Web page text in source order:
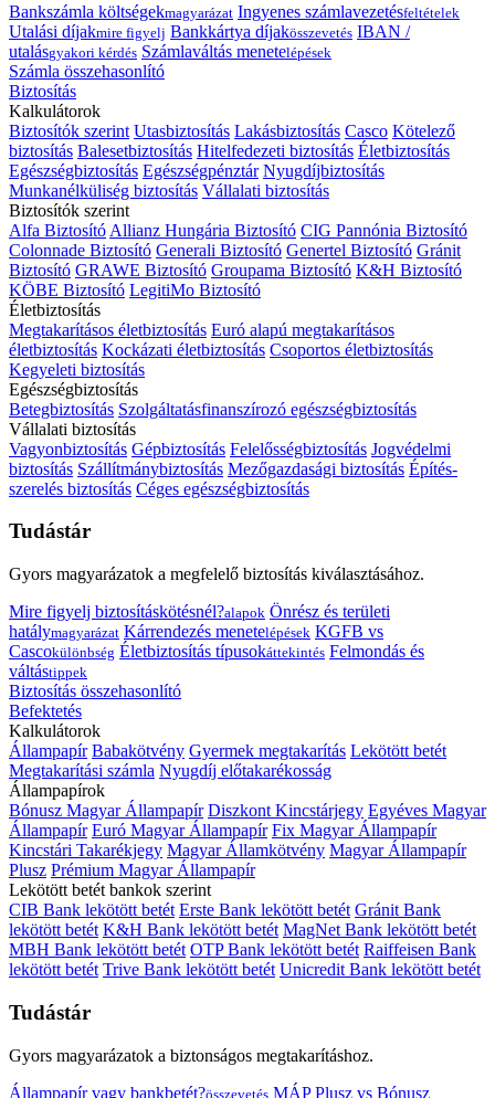
Bankszámla költségekmagyarázat Ingyenes számlavezetésfeltételek
Utalási díjakmire figyelj Bankkártya díjakösszevetés IBAN /
utalásgyakori kérdés Számlaváltás menetelépések
Számla összehasonlító
Biztosítás
Kalkulátorok
Biztosítók szerint Utasbiztosítás Lakásbiztosítás Casco Kötelező
biztosítás Balesetbiztosítás Hitelfedezeti biztosítás Életbiztosítás
Egészségbiztosítás Egészségpénztár Nyugdíjbiztosítás
Munkanélküliség biztosítás Vállalati biztosítás
Biztosítók szerint
Alfa Biztosító Allianz Hungária Biztosító CIG Pannónia Biztosító
Colonnade Biztosító Generali Biztosító Genertel Biztosító Gránit
Biztosító GRAWE Biztosító Groupama Biztosító K&H Biztosító
KÖBE Biztosító LegitiMo Biztosító
Életbiztosítás
Megtakarításos életbiztosítás Euró alapú megtakarításos
életbiztosítás Kockázati életbiztosítás Csoportos életbiztosítás
Kegyeleti biztosítás
Egészségbiztosítás
Betegbiztosítás Szolgáltatásfinanszírozó egészségbiztosítás
Vállalati biztosítás
Vagyonbiztosítás Gépbiztosítás Felelősségbiztosítás Jogvédelmi
biztosítás Szállítmánybiztosítás Mezőgazdasági biztosítás Építés-
szerelés biztosítás Céges egészségbiztosítás
Tudástár
Gyors magyarázatok a megfelelő biztosítás kiválasztásához.
Mire figyelj biztosításkötésnél?alapok Önrész és területi
hatálymagyarázat Kárrendezés menetelépések KGFB vs
Cascokülönbség Életbiztosítás típusokáttekintés Felmondás és
váltástippek
Biztosítás összehasonlító
Befektetés
Kalkulátorok
Állampapír Babakötvény Gyermek megtakarítás Lekötött betét
Megtakarítási számla Nyugdíj előtakarékosság
Állampapírok
Bónusz Magyar Állampapír Diszkont Kincstárjegy Egyéves Magyar
Állampapír Euró Magyar Állampapír Fix Magyar Állampapír
Kincstári Takarékjegy Magyar Államkötvény Magyar Állampapír
Plusz Prémium Magyar Állampapír
Lekötött betét bankok szerint
CIB Bank lekötött betét Erste Bank lekötött betét Gránit Bank
lekötött betét K&H Bank lekötött betét MagNet Bank lekötött betét
MBH Bank lekötött betét OTP Bank lekötött betét Raiffeisen Bank
lekötött betét Trive Bank lekötött betét Unicredit Bank lekötött betét
Tudástár
Gyors magyarázatok a biztonságos megtakarításhoz.
Állampapír vagy bankbetét?összevetés MÁP Plusz vs Bónusz